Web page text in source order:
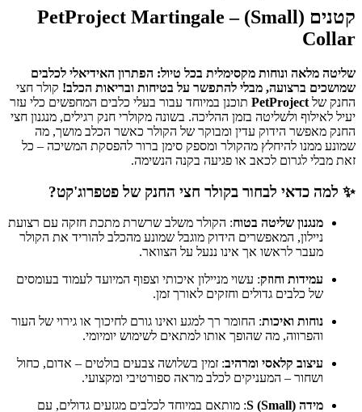
קטנים (Small) – PetProject Martingale
Collar
שליטה מלאה ונוחות מקסימלית בכל טיול: הפתרון האידיאלי לכלבים
שמושכים ברצועה, מבלי להתפשר על בטיחות ובריאות הכלב! קולר חצי
החנק של PetProject תוכנן במיוחד עבור בעלי כלבים המחפשים כלי עזר
יעיל לאילוף ולשליטה בזמן ההליכה. בשונה מקולרי חנק רגילים, מנגנון חצי
החנק מאפשר הידוק עדין ומבוקר של הקולר כאשר הכלב מושך, מה
שמונע ממנו להיחלץ מהקולר ומספק סימן ברור להפסקת המשיכה – כל
זאת מבלי לגרום לכאב או פגיעה בקנה הנשימה.
✨ למה כדאי לבחור בקולר חצי החנק של פטפרוג'קט?
מנגנון שליטה בטוח: הקולר משלב שרשרת מתכת חזקה עם רצועת
ניילון, המאפשרים הידוק מוגבל שמונע מהכלב להוריד את הקולר
מעבר לראשו אך אינו ננעל על הצוואר.
עמידות וחוזק: עשוי מניילון איכותי וצפוף המיועד לעמוד בעומסים
של כלבים גדולים וחזקים לאורך זמן.
נוחות ואיכות: החומר רך למגע ואינו גורם לחיכוך או גירוי של העור
והפרווה, מה שהופך אותו למתאים לשימוש יומיומי.
עיצוב קלאסי ומרהיב: זמין בשלושה צבעים בולטים – אדום, כחול
ושחור – המעניקים לכלב מראה ספורטיבי ומקצועי.
מידה S (Small)
: מותאם במיוחד לכלבים מגזעים גדולים, עם